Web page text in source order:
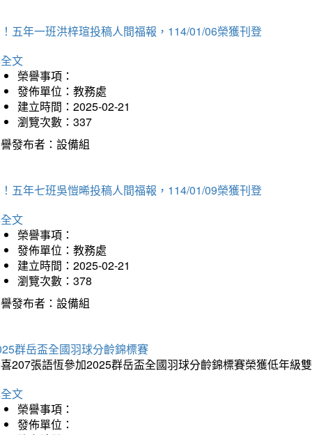
五年一班洪梓瑄投稿人間福報，114/01/06榮獲刊登
文
榮譽事項：
發佈單位：教務處
建立時間：2025-02-21
瀏覽次數：337
發布者：設備組
五年七班吳愷晞投稿人間福報，114/01/09榮獲刊登
文
榮譽事項：
發佈單位：教務處
建立時間：2025-02-21
瀏覽次數：378
發布者：設備組
群岳盃全國羽球分齡錦標賽
207張語恆參加2025群岳盃全國羽球分齡錦標賽榮獲低年級
文
榮譽事項：
發佈單位：